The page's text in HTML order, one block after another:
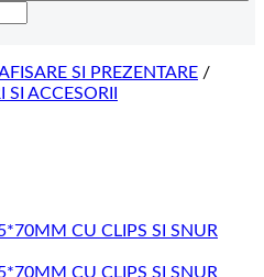
SI PREZENTARE /
ACCESORII